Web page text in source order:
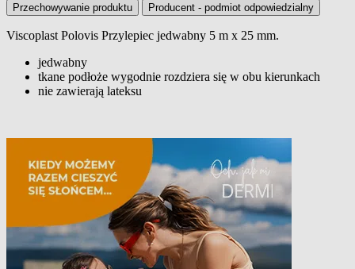
Przechowywanie produktu
Producent - podmiot odpowiedzialny
Opis produktu
Viscoplast Polovis Przylepiec jedwabny 5 m x 25 mm.
jedwabny
tkane podłoże wygodnie rozdziera się w obu kierunkach
nie zawierają lateksu